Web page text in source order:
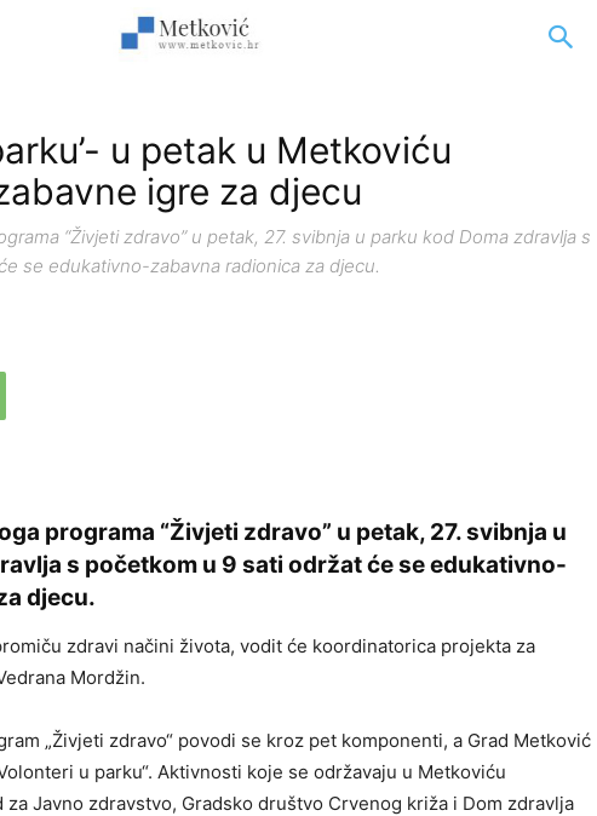
u petak u Metkoviću
igre za djecu
“Živjeti zdravo” u petak, 27. svibnja u parku kod Doma zdravlja s
se edukativno-zabavna radionica za djecu.
programa “Živjeti zdravo” u petak, 27. svibnja u
s početkom u 9 sati održat će se edukativno-
djecu.
zdravi načini života, vodit će koordinatorica projekta za
Mordžin.
„Živjeti zdravo“ povodi se kroz pet komponenti, a Grad Metković
u parku“. Aktivnosti koje se održavaju u Metkoviću
Javno zdravstvo, Gradsko društvo Crvenog križa i Dom zdravlja